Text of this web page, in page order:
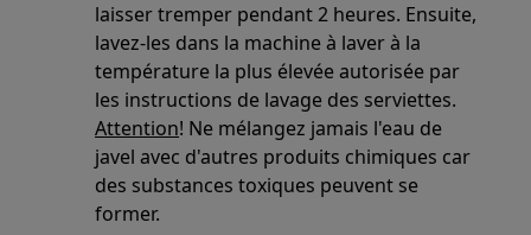
laisser tremper pendant 2 heures. Ensuite,
lavez-les dans la machine à laver à la
température la plus élevée autorisée par
les instructions de lavage des serviettes.
Attention! Ne mélangez jamais l'eau de
javel avec d'autres produits chimiques car
des substances toxiques peuvent se
former.